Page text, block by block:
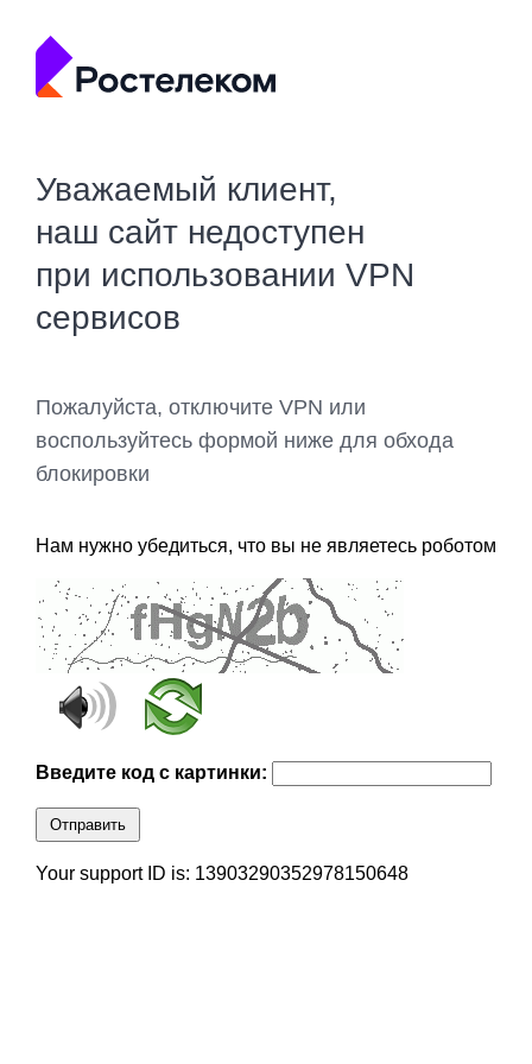
Уважаемый клиент,
наш сайт недоступен
при использовании VPN
сервисов
Пожалуйста, отключите VPN или
воспользуйтесь формой ниже для обхода
блокировки
Нам нужно убедиться, что вы не являетесь роботом
Введите код с картинки:
Отправить
Your support ID is: 13903290352978150648